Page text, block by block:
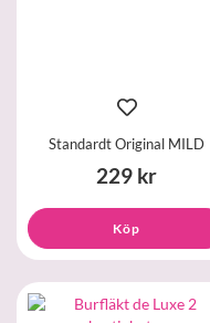
Standardt Original MILD
229 kr
Köp